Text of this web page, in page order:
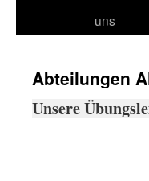
uns
Abteilungen
Unsere